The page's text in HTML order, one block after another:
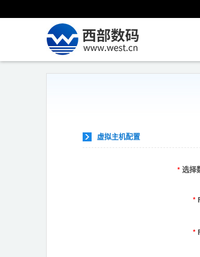
虚拟主机配置
*选择
*
*